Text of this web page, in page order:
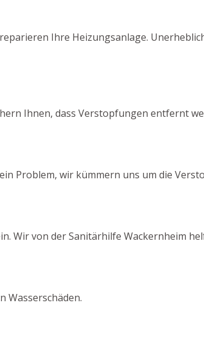
Ihre Heizungsanlage.
Ihnen, dass Verstopfungen entfernt
Problem, wir kümmern uns um die
Wir von der Sanitärhilfe Wackernheim
Wasserschäden.